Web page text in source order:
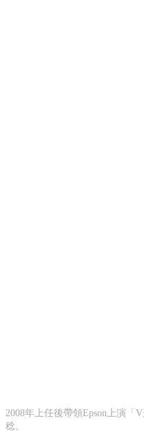
2008年上任後帶領Epson上演「
稔。